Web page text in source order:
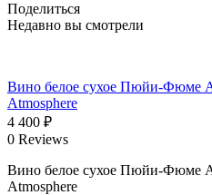
Поделиться
Недавно вы смотрели
Вино белое сухое Пюйи-Фюме
Atmosphere
4 400 ₽
0 Reviews
Вино белое сухое Пюйи-Фюме
Atmosphere